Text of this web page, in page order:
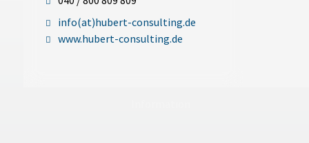
info(at)hubert-consulting.de
www.hubert-consulting.de